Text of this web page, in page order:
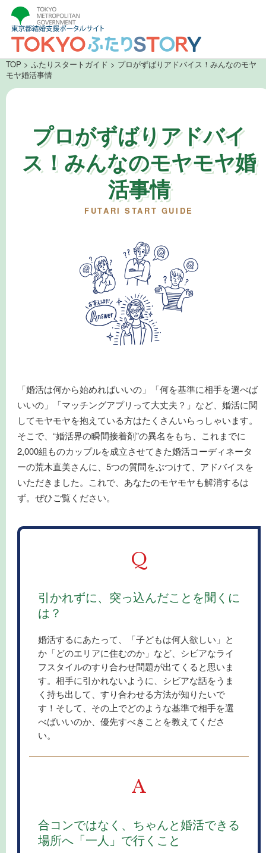
TOP > ふたりスタートガイド > プロがずばりアドバイス！みんなのモヤ
モヤ婚活事情
プロがずばりアドバイ
ス！みんなのモヤモヤ婚
活事情
FUTARI START GUIDE
「婚活は何から始めればいいの」「何を基準に相手を選べば
いいの」「マッチングアプリって大丈夫？」など、婚活に関
してモヤモヤを抱えている方はたくさんいらっしゃいます。
そこで、“婚活界の瞬間接着剤”の異名をもち、これまでに
2,000組ものカップルを成立させてきた婚活コーディネータ
ーの荒木直美さんに、5つの質問をぶつけて、アドバイスを
いただきました。これで、あなたのモヤモヤも解消するは
ず。ぜひご覧ください。
Q
引かれずに、突っ込んだことを聞くに
は？
婚活するにあたって、「子どもは何人欲しい」と
か「どのエリアに住むのか」など、シビアなライ
フスタイルのすり合わせ問題が出てくると思いま
す。相手に引かれないように、シビアな話をうま
く持ち出して、すり合わせる方法が知りたいで
す！そして、その上でどのような基準で相手を選
べばいいのか、優先すべきことを教えてくださ
い。
A
合コンではなく、ちゃんと婚活できる
場所へ「一人」で行くこと